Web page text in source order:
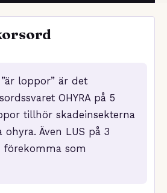
loppor” är det
OHYRA på 5
tillhör skadeinsekterna
Även LUS på 3
förekomma som